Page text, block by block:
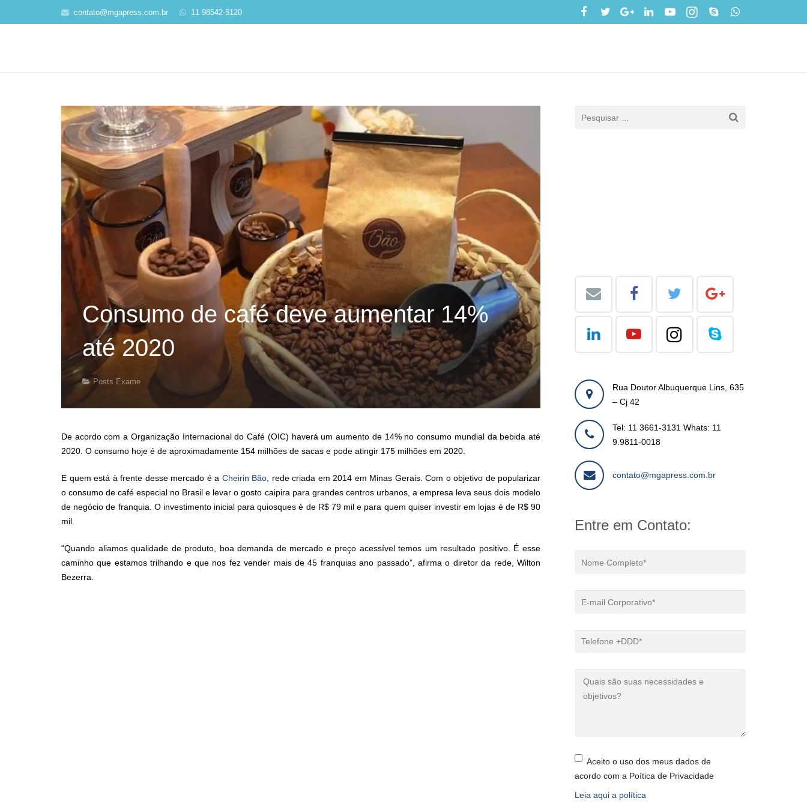
contato@mgapress.com.br 11 98542-5120
Consumo de café deve aumentar 14%
até 2020
Posts Exame
De acordo com a Organização Internacional do Café (OIC) haverá um aumento de 14% no consumo mundial da bebida até
2020. O consumo hoje é de aproximadamente 154 milhões de sacas e pode atingir 175 milhões em 2020.
E quem está à frente desse mercado é a Cheirin Bão , rede criada em 2014 em Minas Gerais. Com o objetivo de popularizar
o consumo de café especial no Brasil e levar o gosto caipira para grandes centros urbanos, a empresa leva seus dois modelo
de negócio de franquia. O investimento inicial para quiosques é de R$ 79 mil e para quem quiser investir em lojas é de R$ 90
mil.
“Quando aliamos qualidade de produto, boa demanda de mercado e preço acessível temos um resultado positivo. É esse
caminho que estamos trilhando e que nos fez vender mais de 45 franquias ano passado”, afirma o diretor da rede, Wilton
Bezerra.
Rua Doutor Albuquerque Lins, 635
– Cj 42
Tel: 11 3661-3131 Whats: 11
9.9811-0018
contato@mgapress.com.br
Entre em Contato:
Aceito o uso dos meus dados de
acordo com a Poítica de Privacidade
Leia aqui a política